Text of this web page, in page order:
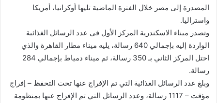
المصدرة إلى مصر خلال الفترة الماضية تليها أوكرانيا، أمريكا
واستراليا.
وتصدر ميناء الاسكندرية المركز الأول في عدد الرسائل الغذائية
الواردة إليه بإجمالي 640 رسالة، يليه ميناء مطار القاهرة والذي
احتل المركز الثاني بـ 350 رسالة، ثم ميناء دمياط بإجمالي 284
رسالة.
وبلغ عدد الرسائل الغذائية التي تم الإفراج عنها تحت التحفظ – إفراج
مؤقت – 1117 رسالة، وعدد الرسائل التي تم الإفراج عنها بمنظومة